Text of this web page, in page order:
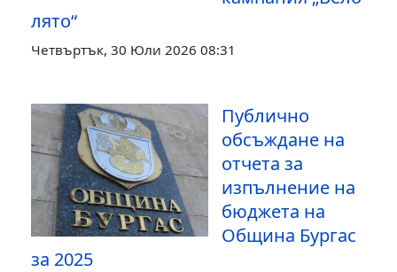
лято“
Четвъртък, 30 Юли 2026 08:31
Публично
обсъждане на
отчета за
изпълнение на
бюджета на
Община Бургас
за 2025